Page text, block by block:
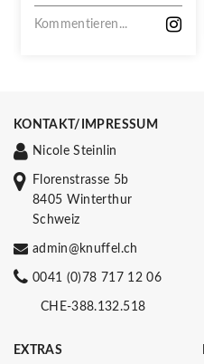
VERPASSEN!
Kommentieren...
KONTAKT/IMPRESSUM
Nicole Steinlin
Florenstrasse 5b
8405 Winterthur
Schweiz
admin@knuffel.ch
0041 (0)78 717 12 06
CHE-388.132.518
EXTRAS